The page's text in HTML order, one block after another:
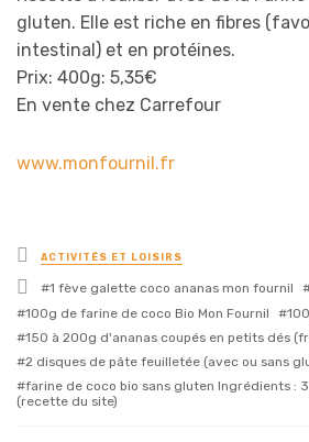
gluten. Elle est riche en fibres
intestinal) et en protéines.
Prix: 400g: 5,35€
En vente chez Carrefour
www.monfournil.fr
Posted
in
ACTIVITÉS ET LOISIRS
Tagged
with
1 fève galette coco ananas mon fournil
100g de farine de coco Bio Mon Fournil
150 à 200g d'ananas coupés en petits dés
2 disques de pâte feuilletée (avec ou sans
farine de coco bio sans gluten Ingrédients :
(recette du site)